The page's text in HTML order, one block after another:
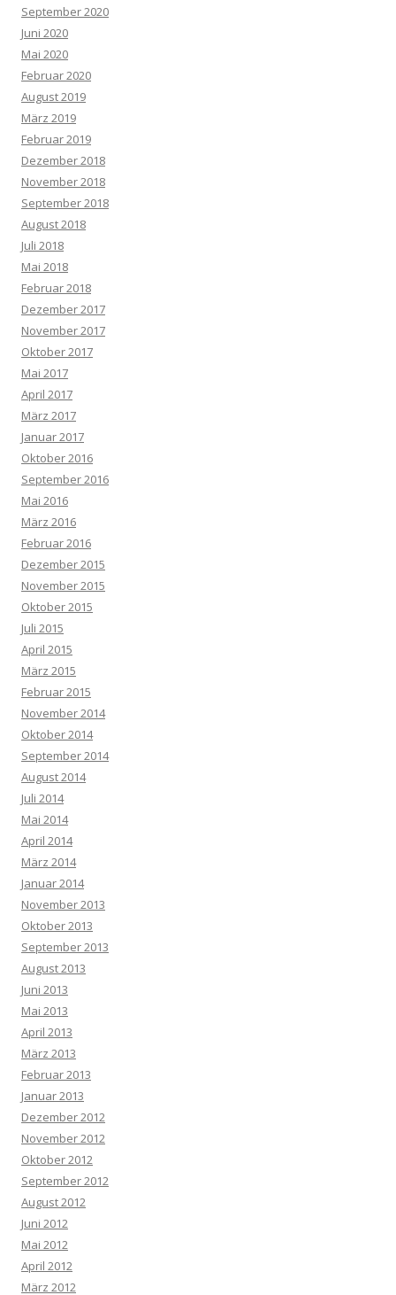
September 2020
Juni 2020
Mai 2020
Februar 2020
August 2019
März 2019
Februar 2019
Dezember 2018
November 2018
September 2018
August 2018
Juli 2018
Mai 2018
Februar 2018
Dezember 2017
November 2017
Oktober 2017
Mai 2017
April 2017
März 2017
Januar 2017
Oktober 2016
September 2016
Mai 2016
März 2016
Februar 2016
Dezember 2015
November 2015
Oktober 2015
Juli 2015
April 2015
März 2015
Februar 2015
November 2014
Oktober 2014
September 2014
August 2014
Juli 2014
Mai 2014
April 2014
März 2014
Januar 2014
November 2013
Oktober 2013
September 2013
August 2013
Juni 2013
Mai 2013
April 2013
März 2013
Februar 2013
Januar 2013
Dezember 2012
November 2012
Oktober 2012
September 2012
August 2012
Juni 2012
Mai 2012
April 2012
März 2012